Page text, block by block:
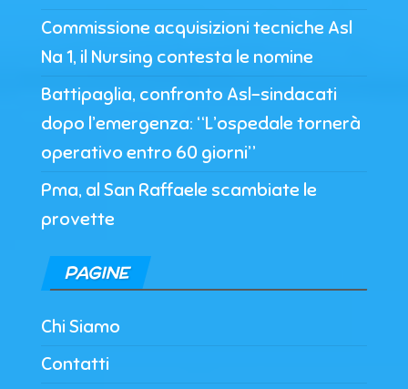
Commissione acquisizioni tecniche Asl
Na 1, il Nursing contesta le nomine
Battipaglia, confronto Asl-sindacati
dopo l’emergenza: “L’ospedale tornerà
operativo entro 60 giorni”
Pma, al San Raffaele scambiate le
provette
PAGINE
Chi Siamo
Contatti